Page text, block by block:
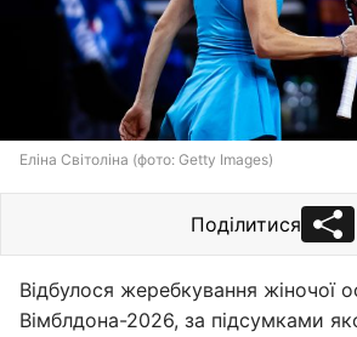
Еліна Світоліна (фото: Getty Images)
Поділитися
Відбулося жеребкування жіночої
Вімблдона-2026, за підсумками